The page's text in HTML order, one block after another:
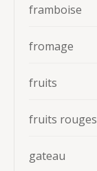
framboise
fromage
fruits
fruits rouges
gateau